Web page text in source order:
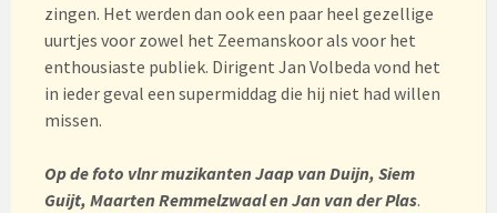
zingen. Het werden dan ook een paar heel gezellige
uurtjes voor zowel het Zeemanskoor als voor het
enthousiaste publiek. Dirigent Jan Volbeda vond het
in ieder geval een supermiddag die hij niet had willen
missen.
Op de foto vlnr muzikanten Jaap van Duijn, Siem
Guijt, Maarten Remmelzwaal en Jan van der Plas.